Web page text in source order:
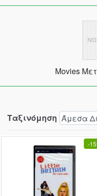
Movies
Ταξινόμηση
-